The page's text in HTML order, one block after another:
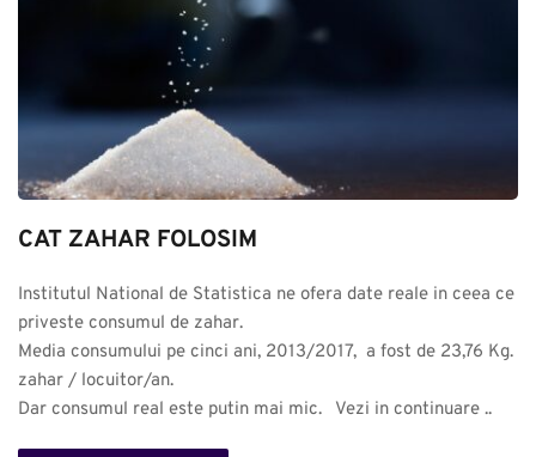
CAT ZAHAR FOLOSIM
Institutul National de Statistica ne ofera date reale in ceea ce
priveste consumul de zahar.
Media consumului pe cinci ani, 2013/2017,  a fost de 23,76 Kg.
zahar / locuitor/an.
Dar consumul real este putin mai mic.   Vezi in continuare ..